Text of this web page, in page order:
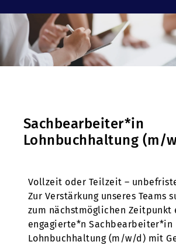
Sachbearbeiter*in
Lohnbuchhaltung (m/
Vollzeit oder Teilzeit –
Zur Verstärkung unseres Teams
zum nächstmöglichen Zeitpunkt
engagierte*n Sachbearbeiter*in
Lohnbuchhaltung (m/w/d) mit